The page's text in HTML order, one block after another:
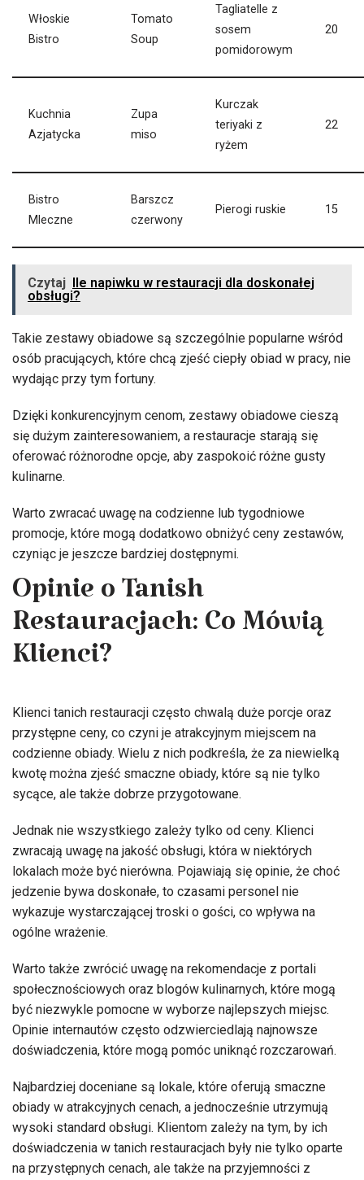
Włoskie
Bistro
Tomato
Soup
Tagliatelle z
sosem
pomidorowym
20
Kuchnia
Azjatycka
Zupa
miso
Kurczak
teriyaki z
ryżem
22
Bistro
Mleczne
Barszcz
czerwony
Pierogi ruskie 15
Czytaj Ile napiwku w restauracji dla doskonałej
obsługi?
Takie zestawy obiadowe są szczególnie popularne wśród
osób pracujących, które chcą zjeść ciepły obiad w pracy, nie
wydając przy tym fortuny.
Dzięki konkurencyjnym cenom, zestawy obiadowe cieszą
się dużym zainteresowaniem, a restauracje starają się
oferować różnorodne opcje, aby zaspokoić różne gusty
kulinarne.
Warto zwracać uwagę na codzienne lub tygodniowe
promocje, które mogą dodatkowo obniżyć ceny zestawów,
czyniąc je jeszcze bardziej dostępnymi.
Opinie o Tanish
Restauracjach: Co Mówią
Klienci?
Klienci tanich restauracji często chwalą duże porcje oraz
przystępne ceny, co czyni je atrakcyjnym miejscem na
codzienne obiady. Wielu z nich podkreśla, że za niewielką
kwotę można zjeść smaczne obiady, które są nie tylko
sycące, ale także dobrze przygotowane.
Jednak nie wszystkiego zależy tylko od ceny. Klienci
zwracają uwagę na jakość obsługi, która w niektórych
lokalach może być nierówna. Pojawiają się opinie, że choć
jedzenie bywa doskonałe, to czasami personel nie
wykazuje wystarczającej troski o gości, co wpływa na
ogólne wrażenie.
Warto także zwrócić uwagę na rekomendacje z portali
społecznościowych oraz blogów kulinarnych, które mogą
być niezwykle pomocne w wyborze najlepszych miejsc.
Opinie internautów często odzwierciedlają najnowsze
doświadczenia, które mogą pomóc uniknąć rozczarowań.
Najbardziej doceniane są lokale, które oferują smaczne
obiady w atrakcyjnych cenach, a jednocześnie utrzymują
wysoki standard obsługi. Klientom zależy na tym, by ich
doświadczenia w tanich restauracjach były nie tylko oparte
na przystępnych cenach, ale także na przyjemności z